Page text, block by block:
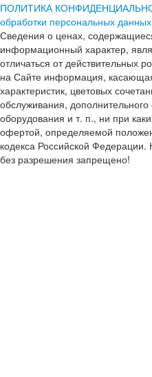
ПОЛИТИКА
обработки персональных данных
Сведения о ценах,
информационный характер,
отличаться от действительных
на Сайте информация,
характеристик, цветовых
обслуживания,
оборудования и т. п., ни при
офертой, определяемой
кодекса Российской
без разрешения запрещено!